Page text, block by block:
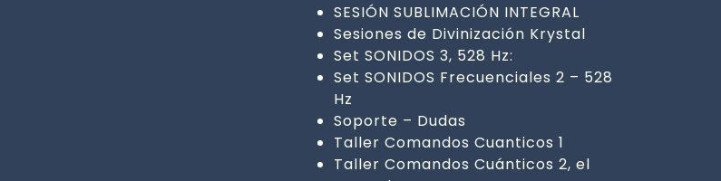
SESIÓN SUBLIMACIÓN INTEGRAL
Sesiones de Divinización Krystal
Set SONIDOS 3, 528 Hz:
Set SONIDOS Frecuenciales 2 – 528
Hz
Soporte – Dudas
Taller Comandos Cuanticos 1
Taller Comandos Cuánticos 2, el